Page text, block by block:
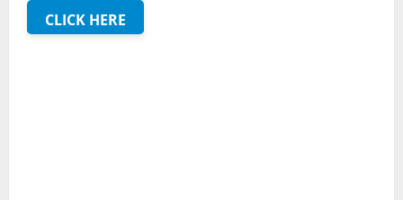
CLICK HERE